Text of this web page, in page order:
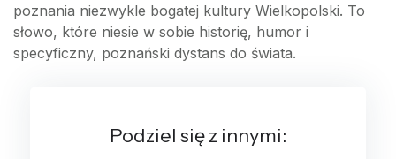
poznania niezwykle bogatej kultury Wielkopolski. To
słowo, które niesie w sobie historię, humor i
specyficzny, poznański dystans do świata.
Podziel się z innymi: